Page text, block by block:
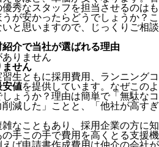
秀なスタッフを担当させるのはも
が安かったらどうでしょうか？こ
と思いますので、じっくりご相談
介で当社が選ばれる理由
ません
生ともに採用費用、ランニングコ
安値を提供しています。なぜこのよ
ょうか？理由は簡単で「無駄なコ
減した」ことと、
「他社が高すぎ
なこともあり、採用企業の方に知
手この手で費用を高くとる支援機